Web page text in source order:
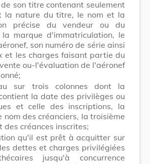
son titre contenant seulement
la nature du titre, le nom et la
précise du vendeur ou du
la marque d'immatriculation, le
son numéro de série ainsi
et les charges faisant partie du
ou-l'évaluation de l'aéronef
sur trois colonnes dont la
la date des privilèges ou
et celle des inscriptions, la
nom des créanciers, la troisième
des créances inscrites;
qu'il est prêt à acquitter sur
dettes et charges privilégiées
jusqu'à concurrence